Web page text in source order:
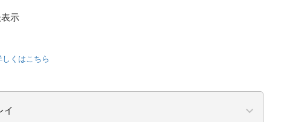
示
くはこちら